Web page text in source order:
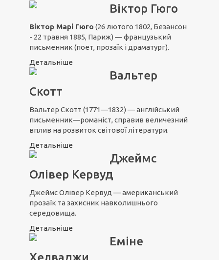
Віктор Гюго
Віктор Марі Гюго (26 лютого 1802, Безансон
- 22 травня 1885, Париж) — французький
письменник (поет, прозаїк і драматург).
Детальніше
Вальтер
Скотт
Вальтер Скотт (1771—1832) — англійський
письменник—романіст, справив величезний
вплив на розвиток світової літератури.
Детальніше
Джеймс
Олівер Кервуд
Джеймс Олівер Кервуд — американський
прозаїк та захисник навколишнього
середовища.
Детальніше
Еміне
Хелваджи